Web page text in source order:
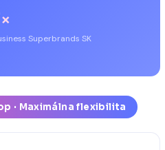
Superbrands SK
· Maximálna flexibilita